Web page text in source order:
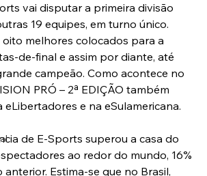
vai disputar a primeira divisão
19 equipes, em turno único.
oito melhores colocados para a
de-final e assim por diante, até
campeão. Como acontece no
PRÓ – 2ª EDIÇÃO também
e na eSulamericana.
de E-Sports superou a casa do
ao redor do mundo, 16%
anterior. Estima-se que no Brasil,